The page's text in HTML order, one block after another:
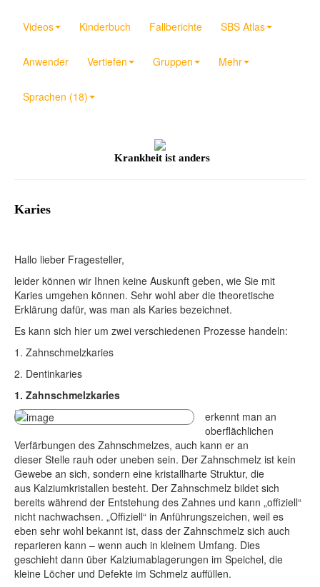
Videos Kinderbuch Fallberichte SBS Atlas
Anwender Vertiefen Gruppen Mehr
Sprachen (18)
Krankheit ist anders
Karies
Hallo lieber Fragesteller,
leider können wir Ihnen keine Auskunft geben, wie Sie mit
Karies umgehen können. Sehr wohl aber die theoretische
Erklärung dafür, was man als Karies bezeichnet.
Es kann sich hier um zwei verschiedenen Prozesse handeln:
1. Zahnschmelzkaries
2. Dentinkaries
1. Zahnschmelzkaries
erkennt man an
oberflächlichen
Verfärbungen des Zahnschmelzes, auch kann er an
dieser Stelle rauh oder uneben sein. Der Zahnschmelz ist kein
Gewebe an sich, sondern eine kristallharte Struktur, die
aus Kalziumkristallen besteht. Der Zahnschmelz bildet sich
bereits während der Entstehung des Zahnes und kann „offiziell“
nicht nachwachsen. „Offiziell“ in Anführungszeichen, weil es
eben sehr wohl bekannt ist, dass der Zahnschmelz sich auch
reparieren kann – wenn auch in kleinem Umfang. Dies
geschieht dann über Kalziumablagerungen im Speichel, die
kleine Löcher und Defekte im Schmelz auffüllen.